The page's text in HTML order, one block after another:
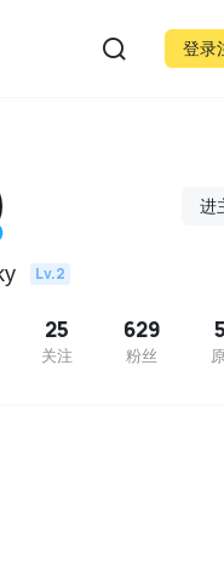
登录
进
Lv.2
25
关注
629
粉丝